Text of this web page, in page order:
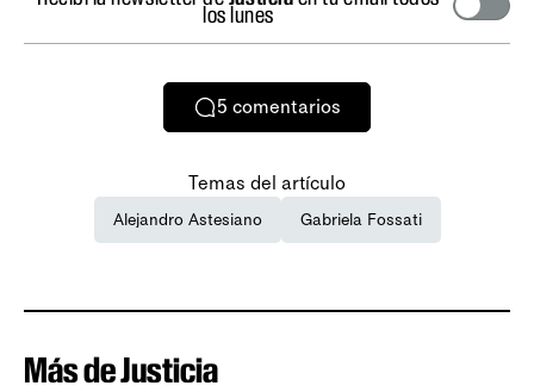
los lunes
5 comentarios
Temas del artículo
Alejandro Astesiano Gabriela Fossati
Más de Justicia